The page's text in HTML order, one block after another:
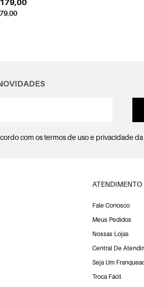
179,00
com ostermos de uso e privacidade
ATENDIMENTO
Fale Conosco
Meus Pedidos
Nossas Lojas
Central De
Seja Um
Troca Fácil